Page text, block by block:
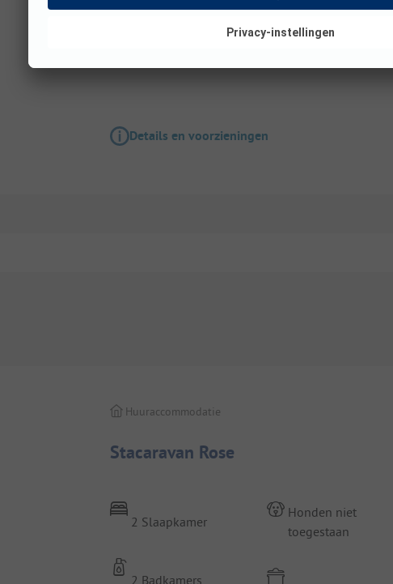
Details en voorzieningen
Stacaravan Rose
Huuraccommodatie
2 Slaapkamer
2 Badkamers
Honden niet
toegestaan